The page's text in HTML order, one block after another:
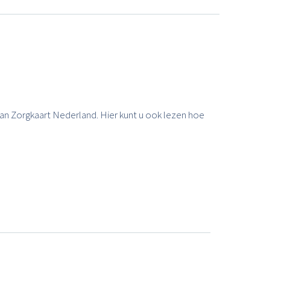
Zorgkaart Nederland. Hier kunt u ook lezen hoe